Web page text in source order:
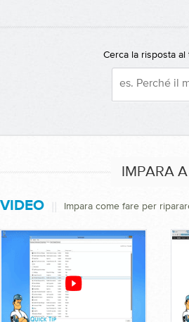
Cerca la risposta
IMPARA
VIDEO Impara come fare per